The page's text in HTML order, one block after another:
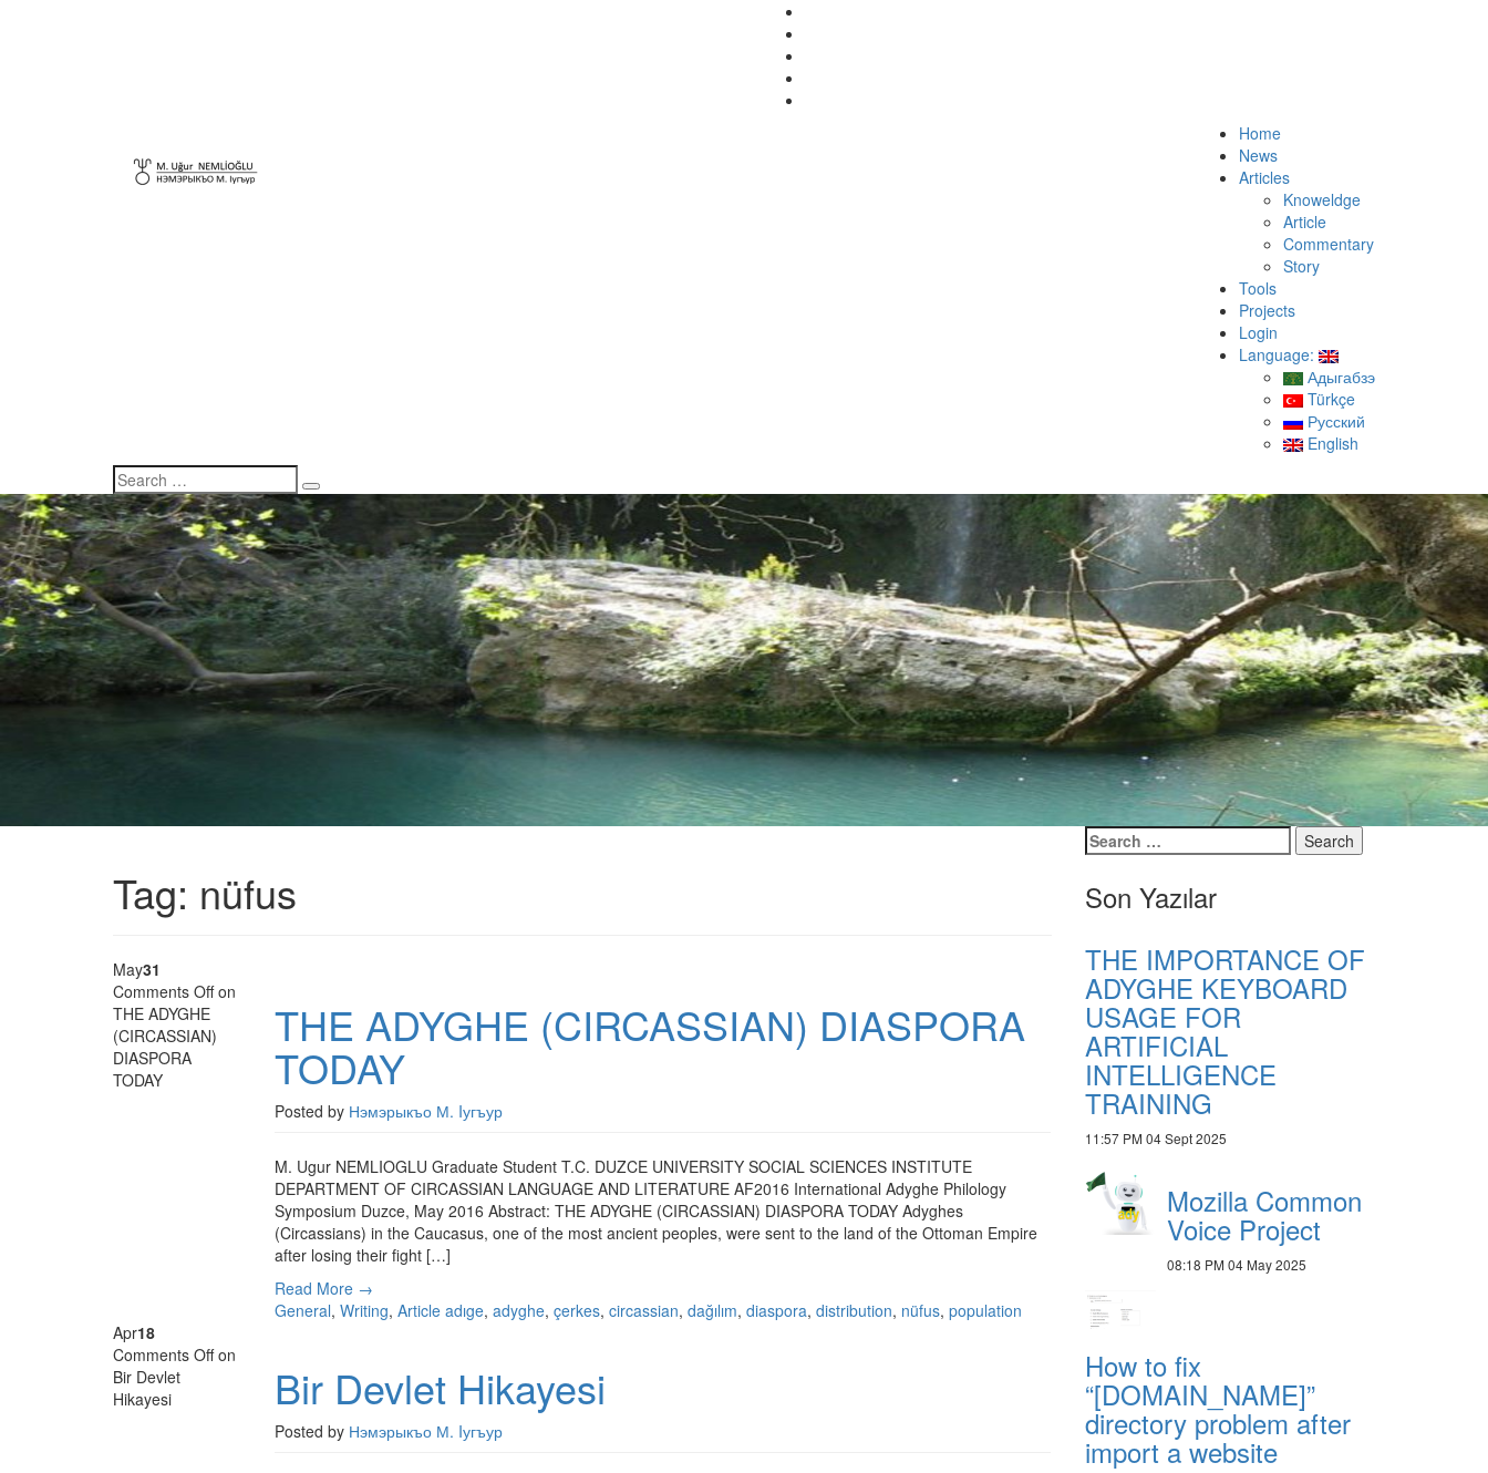
Home
News
Articles
Knoweldge
Article
Commentary
Story
Tools
Projects
Login
Language:
Адыгабзэ
Türkçe
Русский
English
Tag: nüfus
May31
Comments Offon
THE ADYGHE
(CIRCASSIAN)
DIASPORA
TODAY
THE ADYGHE (CIRCASSIAN) DIASPORA
TODAY
Posted by Нэмэрыкъо М. Iугъур
M. Ugur NEMLIOGLU Graduate Student T.C. DUZCE UNIVERSITY SOCIAL SCIENCES INSTITUTE
DEPARTMENT OF CIRCASSIAN LANGUAGE AND LITERATURE AF2016 International Adyghe Philology
Symposium Duzce, May 2016 Abstract: THE ADYGHE (CIRCASSIAN) DIASPORA TODAY Adyghes
(Circassians) in the Caucasus, one of the most ancient peoples, were sent to the land of the Ottoman Empire
after losing their fight […]
Read More →
General,Writing,Article adıge,adyghe,çerkes,circassian,dağılım,diaspora,distribution, nüfus,population
Apr18
Comments Offon
Bir Devlet
Hikayesi
Bir Devlet Hikayesi
Posted by Нэмэрыкъо М. Iугъур
Son Yazılar
THE IMPORTANCE OF
ADYGHE KEYBOARD
USAGE FOR
ARTIFICIAL
INTELLIGENCE
TRAINING
11:57 PM 04 Sept 2025
Mozilla Common
Voice Project
08:18 PM 04 May 2025
How to fix
“[DOMAIN_NAME]”
directory problem after
import a website